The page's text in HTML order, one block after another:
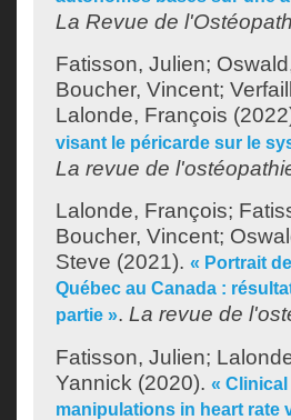
La Revue de
Fatisson, Julien;
Boucher, Vincent;
Lalonde, François
visant le péricarde sur le
La revue de
Lalonde, François;
Boucher, Vincent;
Steve (2021). « Portrait
Québec au Canada :
partie ». La revue de
Fatisson, Julien;
Yannick (2020). «
manipulations in heart rate